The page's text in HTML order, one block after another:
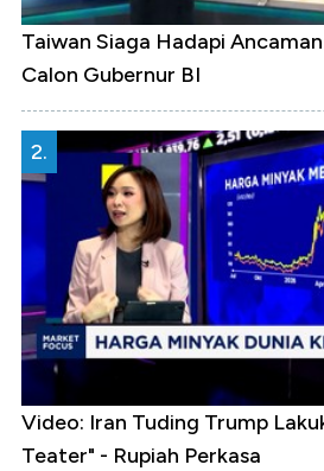
Taiwan Siaga Hadapi
Calon Gubernur BI
2.
Video: Iran Tuding Trump
Teater" - Rupiah Perkasa